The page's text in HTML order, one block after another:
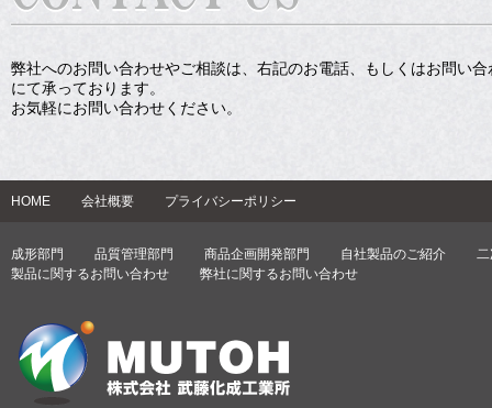
弊社へのお問い合わせやご相談は、右記のお電話、もしくはお問い
にて承っております。
お気軽にお問い合わせください。
HOME 会社概要 プライバシーポリシー
成形部門 品質管理部門 商品企画開発部門 自社製品のご紹介
製品に関するお問い合わせ
弊社に関するお問い合わせ